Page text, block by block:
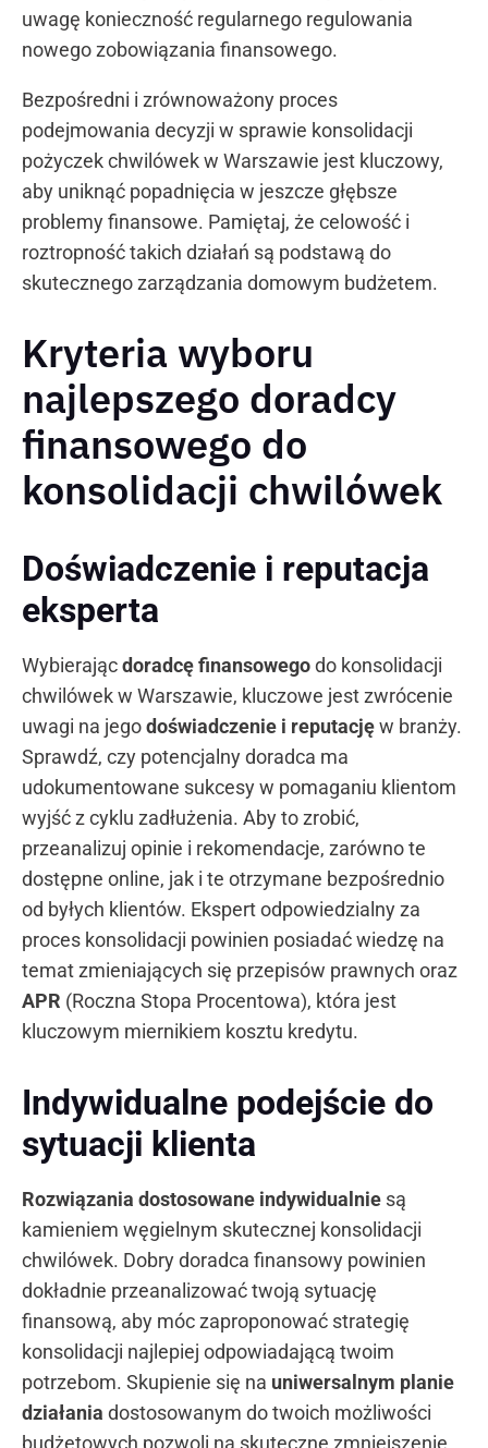
uwagę konieczność regularnego regulowania
nowego zobowiązania finansowego.
Bezpośredni i zrównoważony proces
podejmowania decyzji w sprawie konsolidacji
pożyczek chwilówek w Warszawie jest kluczowy,
aby uniknąć popadnięcia w jeszcze głębsze
problemy finansowe. Pamiętaj, że celowość i
roztropność takich działań są podstawą do
skutecznego zarządzania domowym budżetem.
Kryteria wyboru
najlepszego doradcy
finansowego do
konsolidacji chwilówek
Doświadczenie i reputacja
eksperta
Wybierającdoradcę finansowegodo konsolidacji
chwilówek w Warszawie, kluczowe jest zwrócenie
uwagi na jegodoświadczenie i reputacjęw branży.
Sprawdź, czy potencjalny doradca ma
udokumentowane sukcesy w pomaganiu klientom
wyjść z cyklu zadłużenia. Aby to zrobić,
przeanalizuj opinie i rekomendacje, zarówno te
dostępne online, jak i te otrzymane bezpośrednio
od byłych klientów. Ekspert odpowiedzialny za
proces konsolidacji powinien posiadać wiedzę na
temat zmieniających się przepisów prawnych oraz
APR (Roczna Stopa Procentowa), która jest
kluczowym miernikiem kosztu kredytu.
Indywidualne podejście do
sytuacji klienta
Rozwiązania dostosowane indywidualnie są
kamieniem węgielnym skutecznej konsolidacji
chwilówek. Dobry doradca finansowy powinien
dokładnie przeanalizować twoją sytuację
finansową, aby móc zaproponować strategię
konsolidacji najlepiej odpowiadającą twoim
potrzebom. Skupienie się na uniwersalnym planie
działania dostosowanym do twoich możliwości